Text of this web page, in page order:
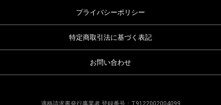
プライバシーポリシー
特定商取引法に基づく表記
お問い合わせ